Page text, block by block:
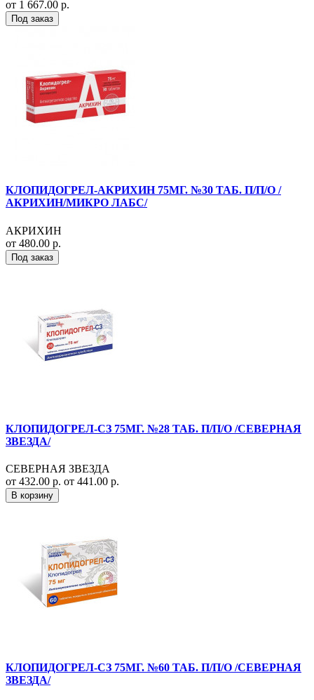
от 1 667.00 р.
Под заказ
КЛОПИДОГРЕЛ-АКРИХИН 75МГ. №30 ТАБ. П/П/О /
АКРИХИН/МИКРО ЛАБС/
АКРИХИН
от 480.00 р.
Под заказ
КЛОПИДОГРЕЛ-СЗ 75МГ. №28 ТАБ. П/П/О /СЕВЕРНАЯ
ЗВЕЗДА/
СЕВЕРНАЯ ЗВЕЗДА
от 432.00 р. от 441.00 р.
В корзину
КЛОПИДОГРЕЛ-СЗ 75МГ. №60 ТАБ. П/П/О /СЕВЕРНАЯ
ЗВЕЗДА/